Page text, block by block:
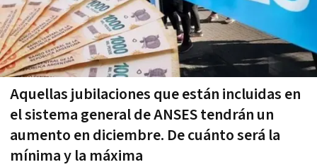
Aquellas jubilaciones que están incluidas en
el sistema general de ANSES tendrán un
aumento en diciembre. De cuánto será la
mínima y la máxima